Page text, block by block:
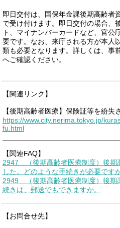
即日交付は、国保年金課後期高齢者
で受け付けます。即日交付の場合、
ト、マイナンバーカードなど、官公
要です。なお、来庁される方が本人
類も必要となります。詳しくは、事
へご確認ください。
【関連リンク】
【後期高齢者医療】保険証等を紛失
https://www.city.nerima.tokyo.jp/
fu.html
【関連FAQ】
2947 （後期高齢者医療制度）後期
した。どのような手続きが必要ですか
2949 （後期高齢者医療制度）後期
続きは、郵送でもできますか。
【お問合せ先】